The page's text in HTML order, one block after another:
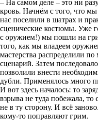
– На самом деле – это ни
кровь. Начнём с того, что
нас поселили в шатрах и
сценические костюмы. Уже
с оружием!) мы пошли на
того, как мы владеем
мастерства распределили
сценарий. Затем
позволили внести
дубли. Применялось много
И вот здесь началось: то
взрыва не туда побежала, то
не в ту сторону. И всё
кому-то поправляют грим.